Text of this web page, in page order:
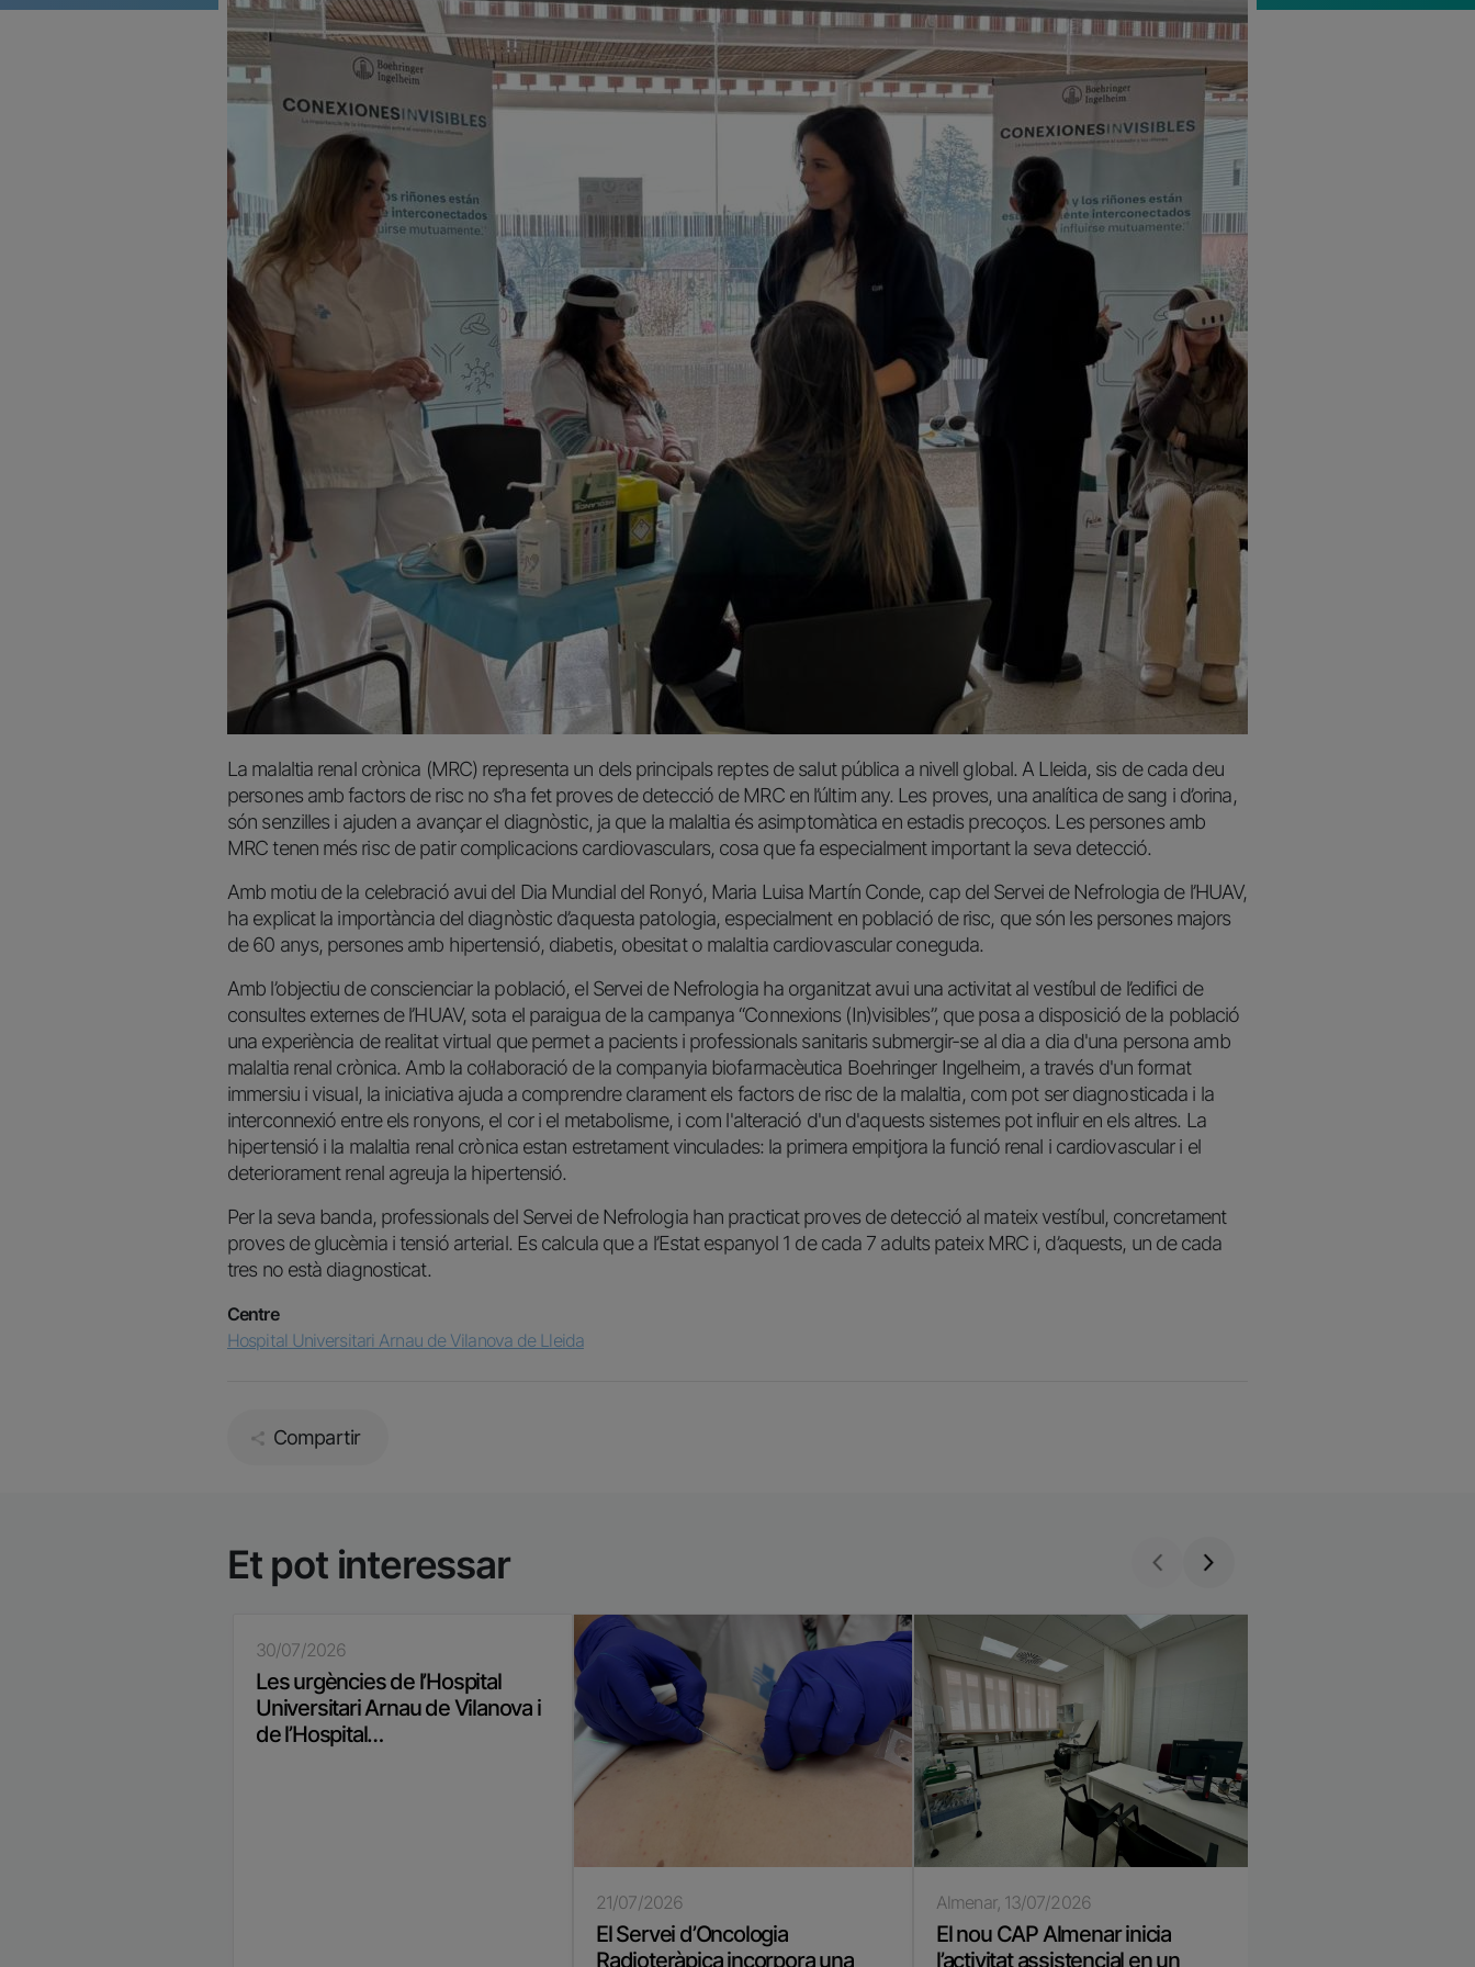
La malaltia renal crònica (MRC) representa un dels principals reptes de salut pública a nivell global. A Lleida, sis de cada deu
persones amb factors de risc no s’ha fet proves de detecció de MRC en l’últim any. Les proves, una analítica de sang i d’orina,
són senzilles i ajuden a avançar el diagnòstic, ja que la malaltia és asimptomàtica en estadis precoços. Les persones amb
MRC tenen més risc de patir complicacions cardiovasculars, cosa que fa especialment important la seva detecció.
Amb motiu de la celebració avui del Dia Mundial del Ronyó, Maria Luisa Martín Conde, cap del Servei de Nefrologia de l’HUAV,
ha explicat la importància del diagnòstic d’aquesta patologia, especialment en població de risc, que són les persones majors
de 60 anys, persones amb hipertensió, diabetis, obesitat o malaltia cardiovascular coneguda.
Amb l’objectiu de conscienciar la població, el Servei de Nefrologia ha organitzat avui una activitat al vestíbul de l’edifici de
consultes externes de l’HUAV, sota el paraigua de la campanya “Connexions (In)visibles”, que posa a disposició de la població
una experiència de realitat virtual que permet a pacients i professionals sanitaris submergir-se al dia a dia d'una persona amb
malaltia renal crònica. Amb la col·laboració de la companyia biofarmacèutica Boehringer Ingelheim, a través d'un format
immersiu i visual, la iniciativa ajuda a comprendre clarament els factors de risc de la malaltia, com pot ser diagnosticada i la
interconnexió entre els ronyons, el cor i el metabolisme, i com l'alteració d'un d'aquests sistemes pot influir en els altres. La
hipertensió i la malaltia renal crònica estan estretament vinculades: la primera empitjora la funció renal i cardiovascular i el
deteriorament renal agreuja la hipertensió.
Per la seva banda, professionals del Servei de Nefrologia han practicat proves de detecció al mateix vestíbul, concretament
proves de glucèmia i tensió arterial. Es calcula que a l’Estat espanyol 1 de cada 7 adults pateix MRC i, d’aquests, un de cada
tres no està diagnosticat.
Centre
Hospital Universitari Arnau de Vilanova de Lleida
Compartir
Et pot interessar
30/07/2026
Les urgències de l’Hospital
Universitari Arnau de Vilanova i
de l’Hospital…
21/07/2026
El Servei d’Oncologia
Radioteràpica incorpora una
Almenar, 13/07/2026
El nou CAP Almenar inicia
l’activitat assistencial en un